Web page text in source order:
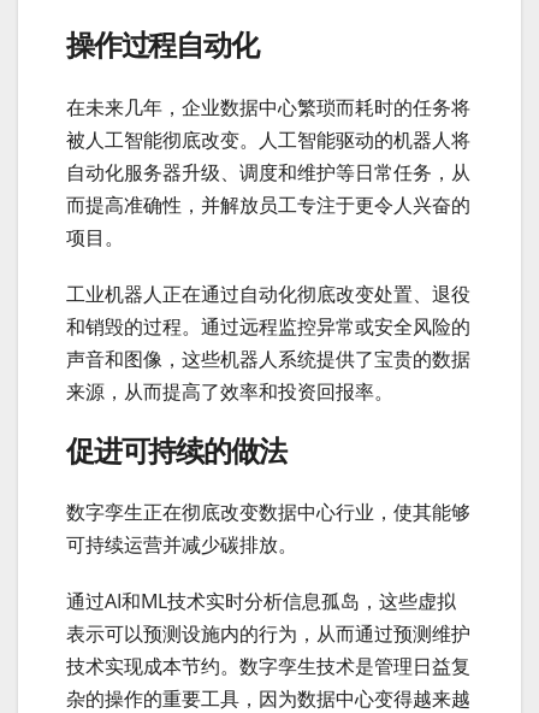
操作过程自动化
在未来几年，企业数据中心繁琐而耗时的任务将
被人工智能彻底改变。人工智能驱动的机器人将
自动化服务器升级、调度和维护等日常任务，从
而提高准确性，并解放员工专注于更令人兴奋的
项目。
工业机器人正在通过自动化彻底改变处置、退役
和销毁的过程。通过远程监控异常或安全风险的
声音和图像，这些机器人系统提供了宝贵的数据
来源，从而提高了效率和投资回报率。
促进可持续的做法
数字孪生正在彻底改变数据中心行业，使其能够
可持续运营并减少碳排放。
通过AI和ML技术实时分析信息孤岛，这些虚拟
表示可以预测设施内的行为，从而通过预测维护
技术实现成本节约。数字孪生技术是管理日益复
杂的操作的重要工具，因为数据中心变得越来越